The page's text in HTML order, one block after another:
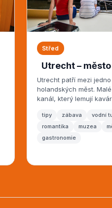
Střed
Utrecht –
Utrecht patří mezi
holandských měst.
kanál, který lemují
tipy zábava vodní
romantika
muzea
gastronomie